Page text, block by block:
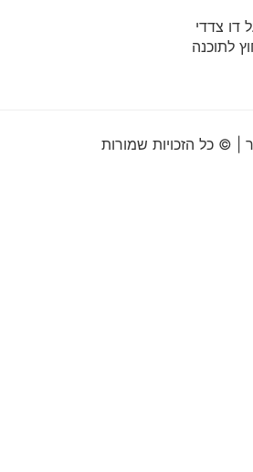
דו צדדי
לתוכנה
| © כל הזכויות שמורות